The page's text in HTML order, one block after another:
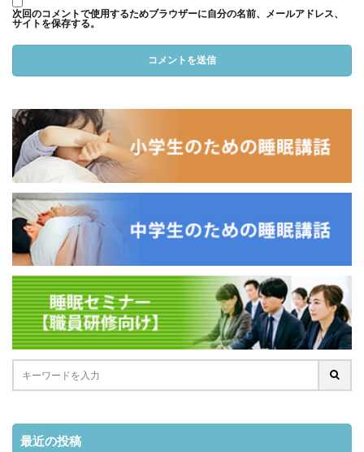
次回のコメントで使用するためブラウザーに自分の名前、メールアドレス、
サイトを保存する。
最近の投稿